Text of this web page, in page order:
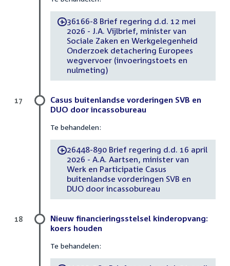
-36166-8 Brief regering d.d. 12 mei
2026 - J.A. Vijlbrief, minister van
Sociale Zaken en Werkgelegenheid
Onderzoek detachering Europees
wegvervoer (invoeringstoets en
nulmeting)
Casus buitenlandse vorderingen SVB en
DUO door incassobureau
Te behandelen:
-26448-890 Brief regering d.d. 16 april
2026 - A.A. Aartsen, minister van
Werk en Participatie Casus
buitenlandse vorderingen SVB en
DUO door incassobureau
17
Nieuw financieringsstelsel kinderopvang:
koers houden
Te behandelen:
18